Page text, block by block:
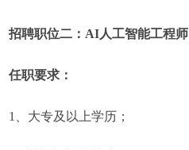
招聘职位二：AI人工智能工程师
任职要求：
1、大专及以上学历；